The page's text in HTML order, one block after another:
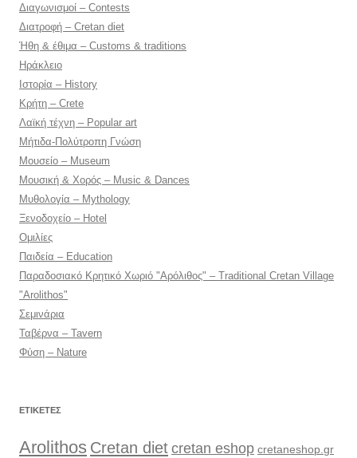
Διαγωνισμοί – Contests
Διατροφή – Cretan diet
Ήθη & έθιμα – Customs & traditions
Ηράκλειο
Ιστορία – History
Κρήτη – Crete
Λαϊκή τέχνη – Popular art
Μήτιδα-Πολύτροπη Γνώση
Μουσείο – Museum
Μουσική & Χορός – Music & Dances
Μυθολογία – Mythology
Ξενοδοχείο – Hotel
Ομιλίες
Παιδεία – Education
Παραδοσιακό Κρητικό Χωριό "Αρόλιθος" – Traditional Cretan Village
"Arolithos"
Σεμινάρια
Ταβέρνα – Tavern
Φύση – Nature
ΕΤΙΚΈΤΕΣ
Arolithos Cretan dietcretan eshop cretaneshop.gr